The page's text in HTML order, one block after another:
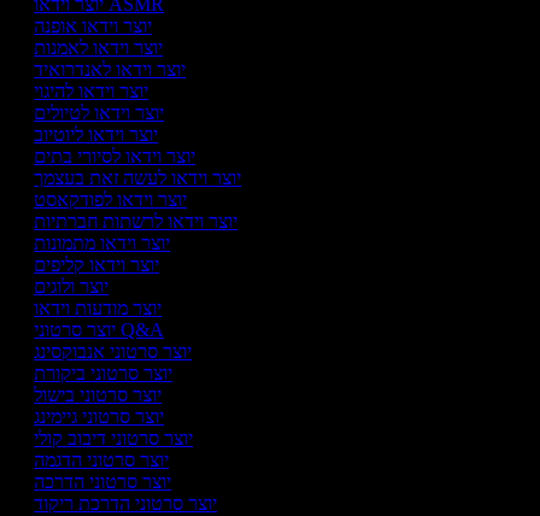
יוצר וידאו ASMR
יוצר וידאו אופנה
יוצר וידאו לאמנות
יוצר וידאו לאנדרואיד
יוצר וידאו להיגוי
יוצר וידאו לטיולים
יוצר וידאו ליוטיוב
יוצר וידאו לסיורי בתים
יוצר וידאו לעשה זאת בעצמך
יוצר וידאו לפודקאסט
יוצר וידאו לרשתות חברתיות
יוצר וידאו מתמונות
יוצר וידאו קליפים
יוצר ולוגים
יוצר מודעות וידאו
יוצר סרטוני Q&A
יוצר סרטוני אנבוקסינג
יוצר סרטוני ביקורת
יוצר סרטוני בישול
יוצר סרטוני גיימינג
יוצר סרטוני דיבוב קולי
יוצר סרטוני הדגמה
יוצר סרטוני הדרכה
יוצר סרטוני הדרכת ריקוד